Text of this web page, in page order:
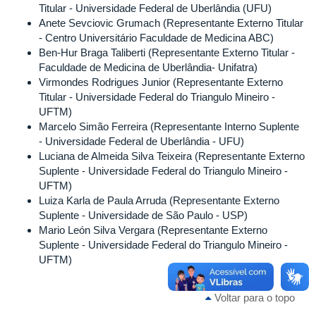
Titular - Universidade Federal de Uberlândia (UFU)
Anete Sevciovic Grumach (Representante Externo Titular
- Centro Universitário Faculdade de Medicina ABC)
Ben-Hur Braga Taliberti (Representante Externo Titular -
Faculdade de Medicina de Uberlândia- Unifatra)
Virmondes Rodrigues Junior (Representante Externo
Titular - Universidade Federal do Triangulo Mineiro -
UFTM)
Marcelo Simão Ferreira (Representante Interno Suplente
- Universidade Federal de Uberlândia - UFU)
Luciana de Almeida Silva Teixeira (Representante Externo
Suplente - Universidade Federal do Triangulo Mineiro -
UFTM)
Luiza Karla de Paula Arruda (Representante Externo
Suplente - Universidade de São Paulo - USP)
Mario León Silva Vergara (Representante Externo
Suplente - Universidade Federal do Triangulo Mineiro -
UFTM)
Voltar para o topo